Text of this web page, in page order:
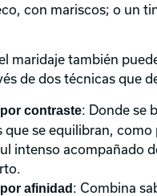
con mariscos; o un
maridaje también
de dos técnicas que
contraste: Donde se
que se equilibran, como
intenso acompañado
afinidad : Combina